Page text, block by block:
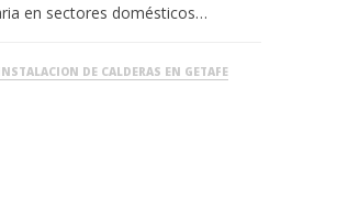
en sectores domésticos…
DE CALDERAS EN GETAFE